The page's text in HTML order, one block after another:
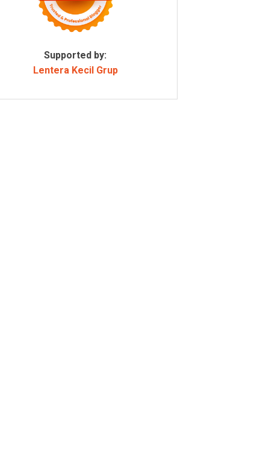
Supported by:
Lentera Kecil Grup